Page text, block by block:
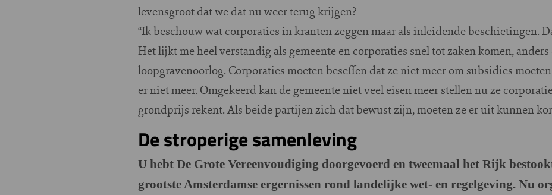
levensgroot dat we dat nu weer terug krijgen?
“Ik beschouw wat corporaties in kranten zeggen maar als inleidende beschietingen.
Het lijkt me heel verstandig als gemeente en corporaties snel tot zaken komen,
loopgravenoorlog. Corporaties moeten beseffen dat ze niet meer om subsidies
er niet meer. Omgekeerd kan de gemeente niet veel eisen meer stellen nu ze
grondprijs rekent. Als beide partijen zich dat bewust zijn, moeten ze er uit kunnen
De stroperige samenleving
U hebt De Grote Vereenvoudiging doorgevoerd en tweemaal het Rijk
grootste Amsterdamse ergernissen rond landelijke wet- en regelgeving. Nu